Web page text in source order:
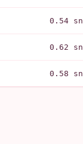
0.54 sn
0.62 sn
0.58 sn